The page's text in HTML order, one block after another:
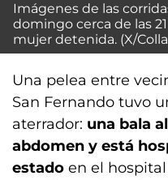
Imágenes de las
domingo cerca de las
mujer detenida. (X/
Una pelea entre
San Fernando tuvo
aterrador: una bala
abdomen y está
estado en el hospital